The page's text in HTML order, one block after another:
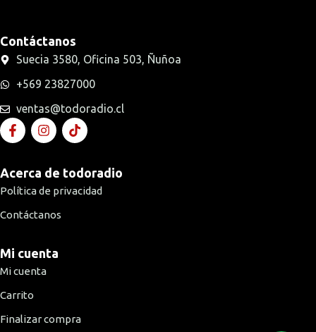
Contáctanos
Suecia 3580, Oficina 503, Ñuñoa
+569 23827000
ventas@todoradio.cl
Acerca de todoradio
Política de privacidad
Contáctanos
Mi cuenta
Mi cuenta
Carrito
Finalizar compra